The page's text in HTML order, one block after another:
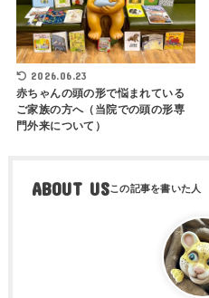
2026.06.23
赤ちゃんの頭の形で悩まれている
ご家族の方へ（当院での頭の形専
門外来について）
ABOUT US